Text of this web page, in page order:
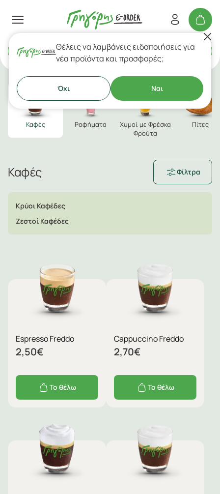
Delivery ή Takeaway
Καφές Φίλτρα
Κρύοι Καφέδες
Ζεστοί Καφέδες
Καφές Ροφήματα
Χυμοί με Φρέσκα
Φρούτα
Πίτες
Espresso Freddo
2,50€
Το θέλω
Cappuccino Freddo
2,70€
Το θέλω
Θέλεις να λαμβάνεις ειδοποιήσεις για
νέα προϊόντα και προσφορές;
Όχι Ναι